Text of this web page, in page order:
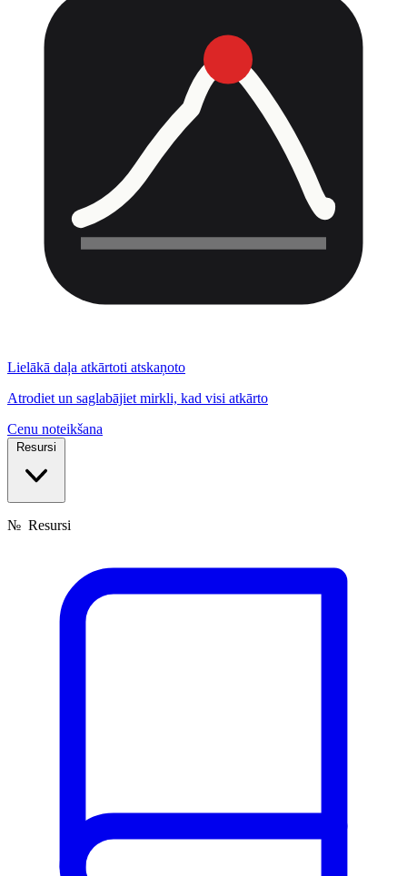
Lielākā daļa atkārtoti atskaņoto
Atrodiet un saglabājiet mirkli, kad visi atkārto
Cenu noteikšana
Resursi
№ Resursi